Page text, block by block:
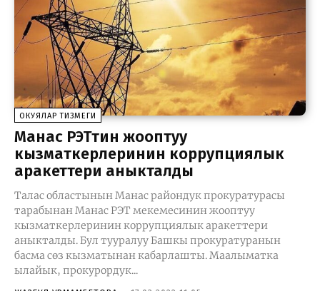
ОКУЯЛАР ТИЗМЕГИ
Манас РЭТтин жооптуу
кызматкерлеринин коррупциялык
аракеттери аныкталды
Талас областынын Манас райондук прокуратурасы
тарабынан Манас РЭТ мекемесинин жооптуу
кызматкерлеринин коррупциялык аракеттери
аныкталды. Бул тууралуу Башкы прокуратуранын
басма сөз кызматынан кабарлашты. Маалыматка
ылайык, прокурордук...